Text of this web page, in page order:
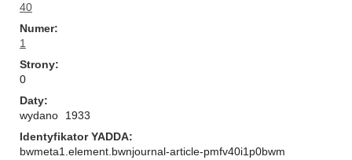
40
Numer
1
Strony
0
Daty
wydano
1933
Identyfikator YADDA
bwmeta1.element.bwnjournal-article-pmfv40i1p0bwm